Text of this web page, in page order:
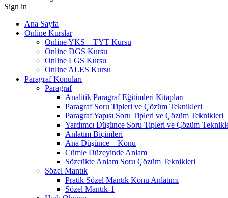
Sign in
Ana Sayfa
Online Kurslar
Online YKS – TYT Kursu
Online DGS Kursu
Online LGS Kursu
Online ALES Kursu
Paragraf Konuları
Paragraf
Analitik Paragraf Eğitimleri Kitapları
Paragraf Soru Tipleri ve Çözüm Teknikleri
Paragraf Yapısı Soru Tipleri ve Çözüm Teknikleri
Yardımcı Düşünce Soru Tipleri ve Çözüm
Anlatım Biçimleri
Ana Düşünce – Konu
Cümle Düzeyinde Anlam
Sözcükte Anlam Soru Çözüm Teknikleri
Sözel Mantık
Pratik Sözel Mantık Konu Anlatımı
Sözel Mantık-1